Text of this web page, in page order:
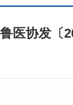
鲁医协发〔